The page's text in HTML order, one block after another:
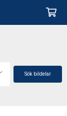
Sök bildelar